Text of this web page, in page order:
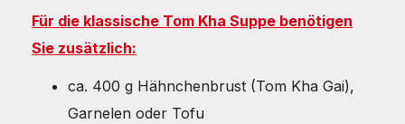
Für die klassische Tom Kha Suppe benötigen
Sie zusätzlich:
ca. 400 g Hähnchenbrust (Tom Kha Gai),
Garnelen oder Tofu